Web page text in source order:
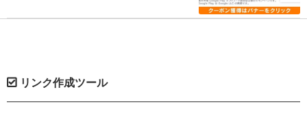
リンク作成ツール